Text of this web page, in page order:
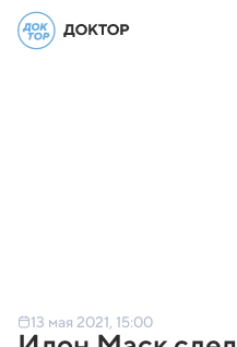
13 мая 2021, 15:00